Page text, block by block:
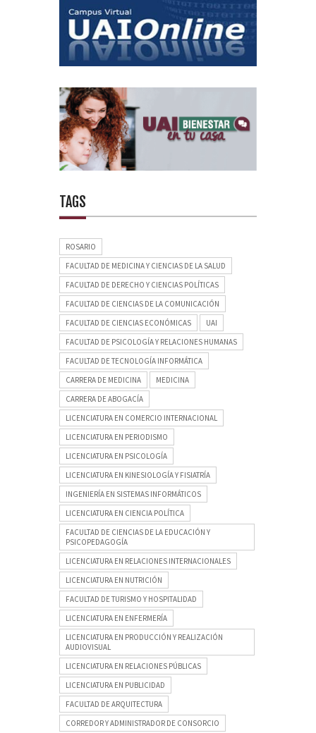
TAGS
ROSARIO
FACULTAD DE MEDICINA Y CIENCIAS DE LA SALUD
FACULTAD DE DERECHO Y CIENCIAS POLÍTICAS
FACULTAD DE CIENCIAS DE LA COMUNICACIÓN
FACULTAD DE CIENCIAS ECONÓMICAS
UAI
FACULTAD DE PSICOLOGÍA Y RELACIONES HUMANAS
FACULTAD DE TECNOLOGÍA INFORMÁTICA
CARRERA DE MEDICINA
MEDICINA
CARRERA DE ABOGACÍA
LICENCIATURA EN COMERCIO INTERNACIONAL
LICENCIATURA EN PERIODISMO
LICENCIATURA EN PSICOLOGÍA
LICENCIATURA EN KINESIOLOGÍA Y FISIATRÍA
INGENIERÍA EN SISTEMAS INFORMÁTICOS
LICENCIATURA EN CIENCIA POLÍTICA
FACULTAD DE CIENCIAS DE LA EDUCACIÓN Y
PSICOPEDAGOGÍA
LICENCIATURA EN RELACIONES INTERNACIONALES
LICENCIATURA EN NUTRICIÓN
FACULTAD DE TURISMO Y HOSPITALIDAD
LICENCIATURA EN ENFERMERÍA
LICENCIATURA EN PRODUCCIÓN Y REALIZACIÓN
AUDIOVISUAL
LICENCIATURA EN RELACIONES PÚBLICAS
LICENCIATURA EN PUBLICIDAD
FACULTAD DE ARQUITECTURA
CORREDOR Y ADMINISTRADOR DE CONSORCIO